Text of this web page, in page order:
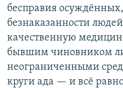
бесправия
безнаказанности
качественную
бывшим чиновником
неограниченными
круги ада — и всё